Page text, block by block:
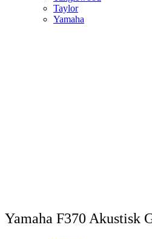
Taylor
Yamaha
Yamaha F370 Akustisk